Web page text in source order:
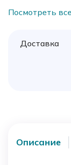
Посмотреть все
Доставка
Описание